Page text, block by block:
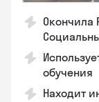
Окончила
обучения
Находит